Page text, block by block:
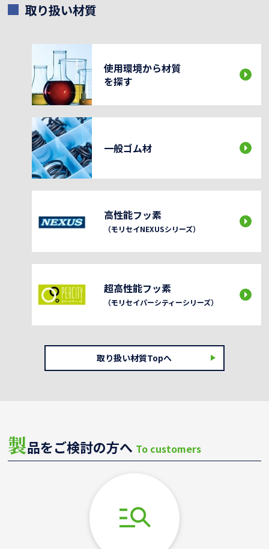
取り扱い材質
使用環境から材質
を探す
一般ゴム材
高性能フッ素
（モリセイNEXUSシリーズ）
超高性能フッ素
（モリセイパーシティーシリーズ）
取り扱い材質Topへ
製品をご検討の方へ To customers